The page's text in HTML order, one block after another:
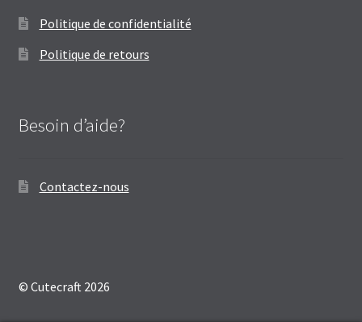
Politique de confidentialité
Politique de retours
Besoin d’aide?
Contactez-nous
© Cutecraft 2026